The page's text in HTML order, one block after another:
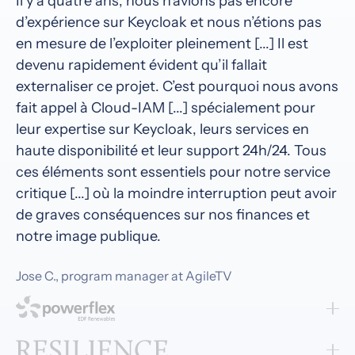
d’expérience sur Keycloak et nous n’étions pas
en mesure de l’exploiter pleinement [...] Il est
devenu rapidement évident qu’il fallait
externaliser ce projet. C’est pourquoi nous avons
fait appel à Cloud-IAM [...] spécialement pour
leur expertise sur Keycloak, leurs services en
haute disponibilité et leur support 24h/24. Tous
ces éléments sont essentiels pour notre service
critique [...] où la moindre interruption peut avoir
de graves conséquences sur nos finances et
notre image publique.
Jose C., program manager at AgileTV